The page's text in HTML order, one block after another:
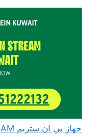
جهاز بي ان ستريم beIN STREAM الكويت مع اشتراك